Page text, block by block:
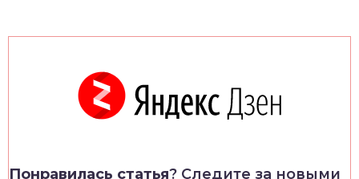
Понравилась статья? Следите за новыми